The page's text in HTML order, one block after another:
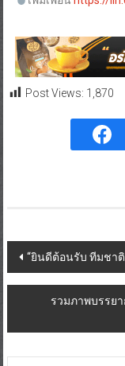
Post Views: 1,870
“ยินดีต้อนรับ ทีมชาติ
รวมภาพบรรยา